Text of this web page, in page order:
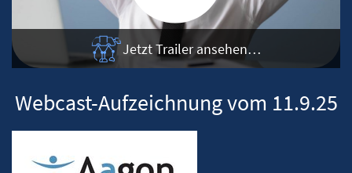
Jetzt Trailer ansehen…
Webcast-Aufzeichnung vom 11.9.25